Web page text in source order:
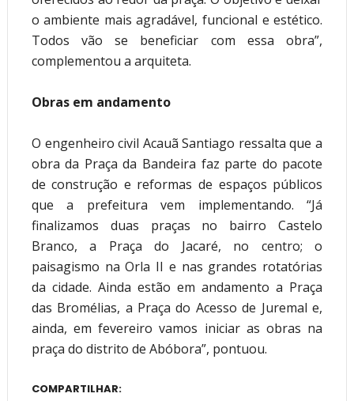
o ambiente mais agradável, funcional e estético.
Todos vão se beneficiar com essa obra”,
complementou a arquiteta.
Obras em andamento
O engenheiro civil Acauã Santiago ressalta que a
obra da Praça da Bandeira faz parte do pacote
de construção e reformas de espaços públicos
que a prefeitura vem implementando. “Já
finalizamos duas praças no bairro Castelo
Branco, a Praça do Jacaré, no centro; o
paisagismo na Orla II e nas grandes rotatórias
da cidade. Ainda estão em andamento a Praça
das Bromélias, a Praça do Acesso de Juremal e,
ainda, em fevereiro vamos iniciar as obras na
praça do distrito de Abóbora”, pontuou.
COMPARTILHAR: